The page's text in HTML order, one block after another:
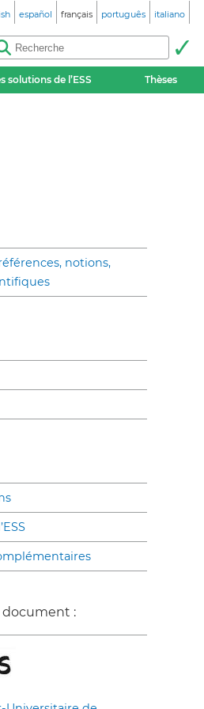
español français português italiano
solutions de l’ESS Thèses
notions,
: